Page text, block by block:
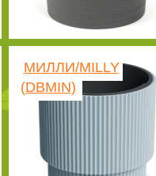
МИЛЛИ/MILLY
(DBMIN)